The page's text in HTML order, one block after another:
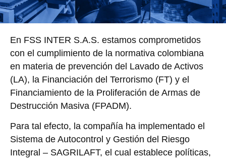
En FSS INTER S.A.S. estamos comprometidos
con el cumplimiento de la normativa colombiana
en materia de prevención del Lavado de Activos
(LA), la Financiación del Terrorismo (FT) y el
Financiamiento de la Proliferación de Armas de
Destrucción Masiva (FPADM).
Para tal efecto, la compañía ha implementado el
Sistema de Autocontrol y Gestión del Riesgo
Integral – SAGRILAFT, el cual establece políticas,